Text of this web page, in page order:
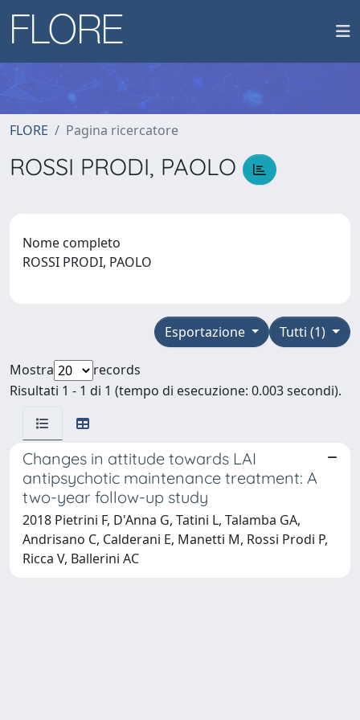
FLORE Pagina ricercatore
ROSSI PRODI, PAOLO
Nome completo
ROSSI PRODI, PAOLO
Tutti (1)
Esportazione
Mostra
records
Risultati 1 - 1 di 1 (tempo di esecuzione: 0.003 secondi).
Changes in attitude towards LAI
antipsychotic maintenance treatment: A
two-year follow-up study
2018 Pietrini F, D'Anna G, Tatini L, Talamba GA,
Andrisano C, Calderani E, Manetti M, Rossi Prodi P,
Ricca V, Ballerini AC